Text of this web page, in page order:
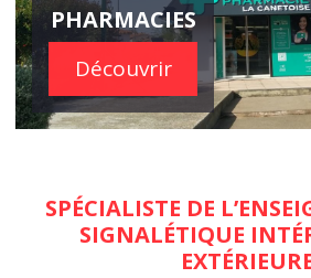
PHARMACIES
Découvrir
SPÉCIALISTE DE
SIGNALÉTIQUE